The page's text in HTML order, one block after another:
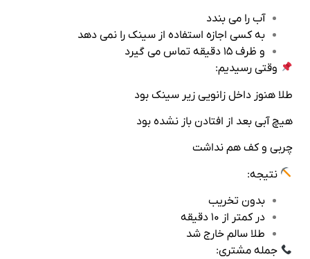
آب را می‌ بندد
به کسی اجازه استفاده از سینک را نمی‌ دهد
و ظرف ۱۵ دقیقه تماس می‌ گیرد
وقتی رسیدیم:
طلا هنوز داخل زانویی زیر سینک بود
هیچ آبی بعد از افتادن باز نشده بود
چربی و کف هم نداشت
نتیجه:
بدون تخریب
در کمتر از ۱۰ دقیقه
طلا سالم خارج شد
جمله مشتری: